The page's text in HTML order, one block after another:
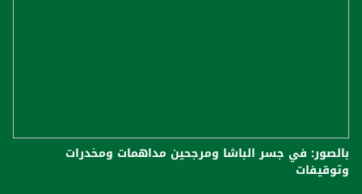
بالصور: في جسر الباشا ومرجحين مداهمات ومخدرات
وتوقيفات